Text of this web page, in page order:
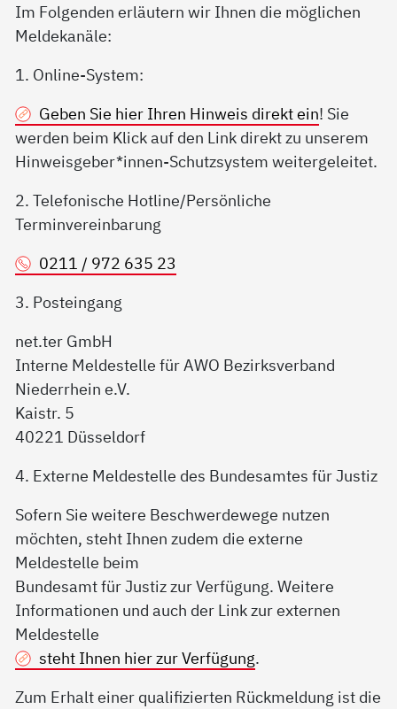
Im Folgenden erläutern wir Ihnen die möglichen
Meldekanäle:
1. Online-System:
Geben Sie hier Ihren Hinweis direkt ein! Sie
werden beim Klick auf den Link direkt zu unserem
Hinweisgeber*innen-Schutzsystem weitergeleitet.
2. Telefonische Hotline/Persönliche
Terminvereinbarung
0211 / 972 635 23
3. Posteingang
net.ter GmbH
Interne Meldestelle für AWO Bezirksverband
Niederrhein e.V.
Kaistr. 5
40221 Düsseldorf
4. Externe Meldestelle des Bundesamtes für Justiz
Sofern Sie weitere Beschwerdewege nutzen
möchten, steht Ihnen zudem die externe
Meldestelle beim
Bundesamt für Justiz zur Verfügung. Weitere
Informationen und auch der Link zur externen
Meldestelle
steht Ihnen hier zur Verfügung.
Zum Erhalt einer qualifizierten Rückmeldung ist die